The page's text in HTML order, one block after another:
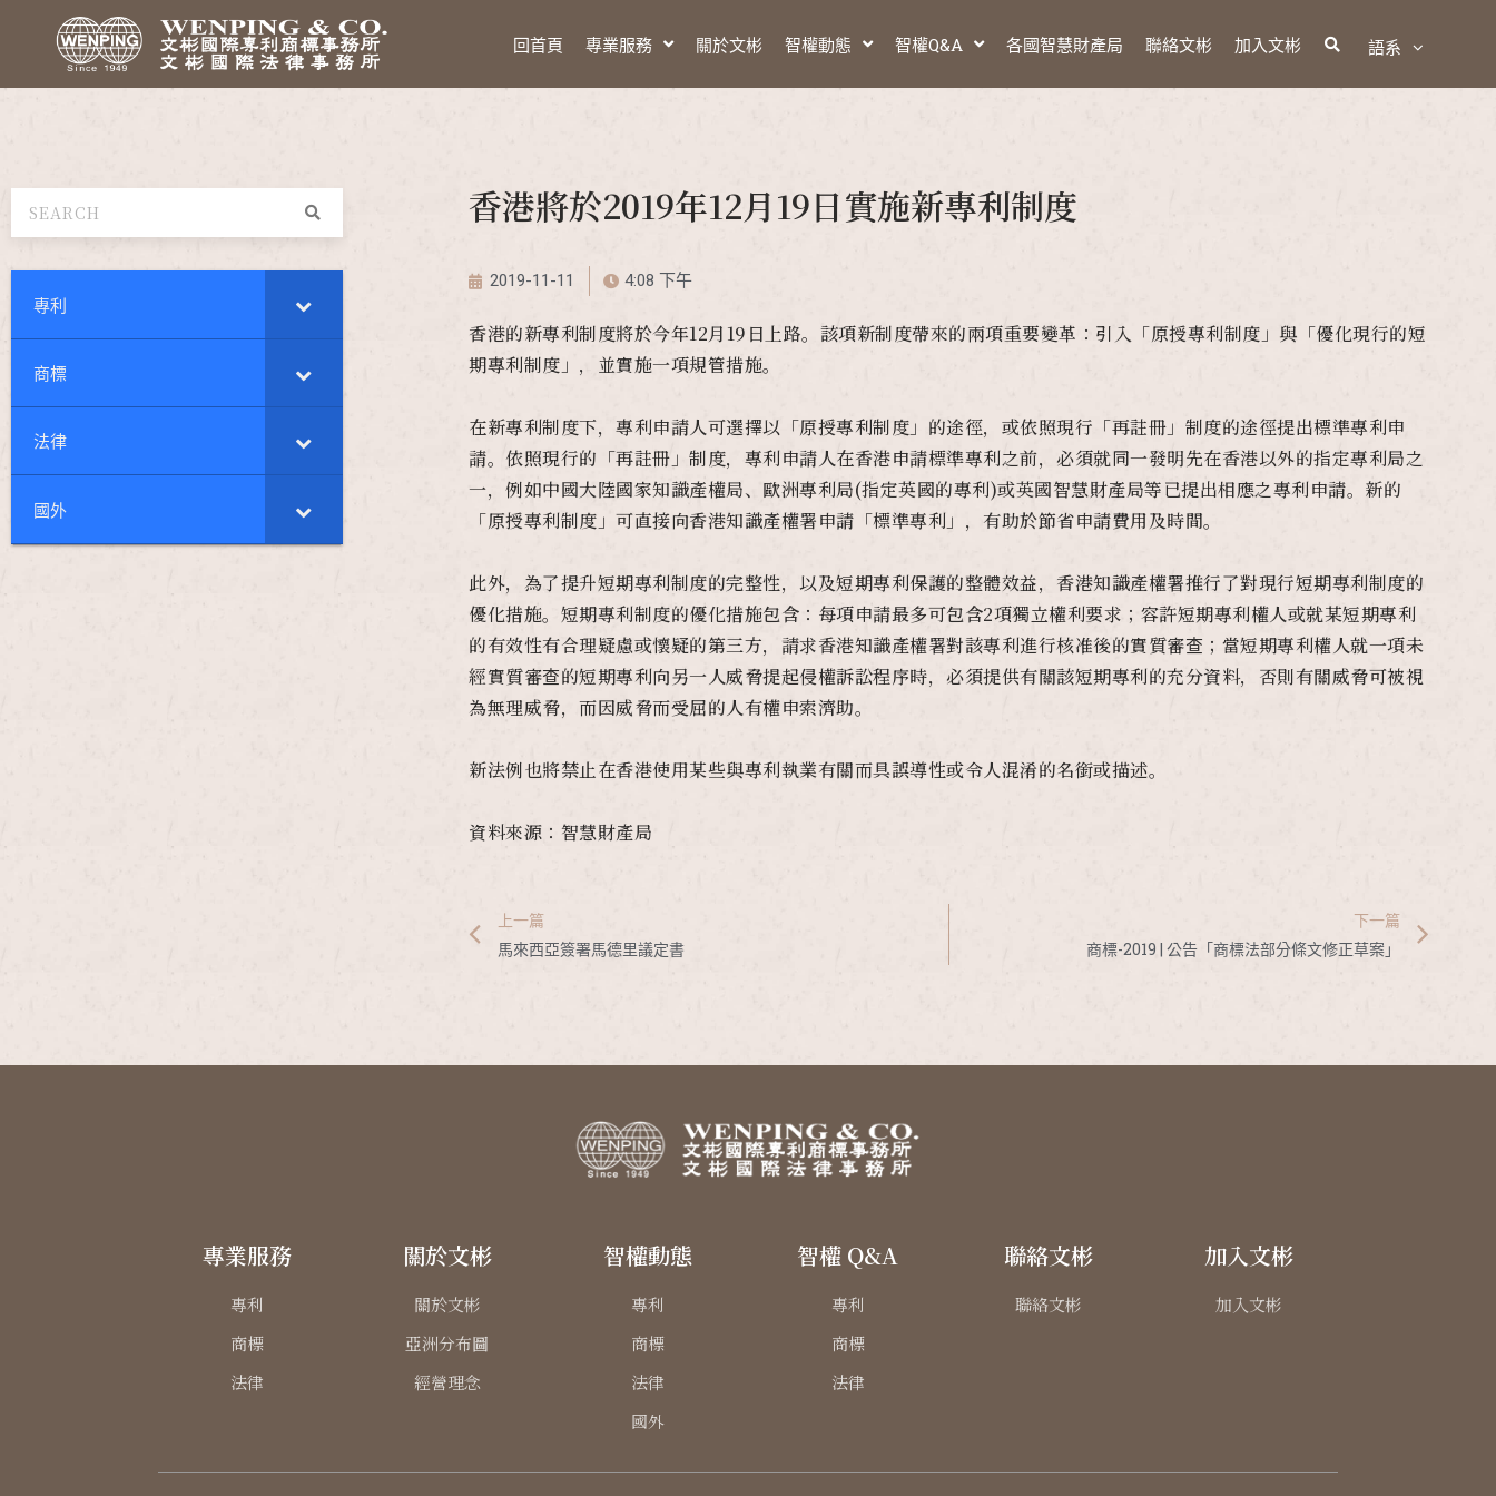
回首頁 專業服務 關於文彬 智權動態 智權Q&A 各國智慧財產局 聯絡文彬 加入文彬 語系
專利
商標
法律
國外
香港將於2019年12月19日實施新專利制度
2019-11-11 4:08 下午
香港的新專利制度將於今年12月19日上路。該項新制度帶來的兩項重要變革：引入「原授專利制度」與「優化現行的短
期專利制度」，並實施一項規管措施。
在新專利制度下，專利申請人可選擇以「原授專利制度」的途徑，或依照現行「再註冊」制度的途徑提出標準專利申
請。依照現行的「再註冊」制度，專利申請人在香港申請標準專利之前，必須就同一發明先在香港以外的指定專利局之
一，例如中國大陸國家知識產權局、歐洲專利局(指定英國的專利)或英國智慧財產局等已提出相應之專利申請。新的
「原授專利制度」可直接向香港知識產權署申請「標準專利」，有助於節省申請費用及時間。
此外，為了提升短期專利制度的完整性，以及短期專利保護的整體效益，香港知識產權署推行了對現行短期專利制度的
優化措施。短期專利制度的優化措施包含：每項申請最多可包含2項獨立權利要求；容許短期專利權人或就某短期專利
的有效性有合理疑慮或懷疑的第三方，請求香港知識產權署對該專利進行核准後的實質審查；當短期專利權人就一項未
經實質審查的短期專利向另一人威脅提起侵權訴訟程序時，必須提供有關該短期專利的充分資料，否則有關威脅可被視
為無理威脅，而因威脅而受屈的人有權申索濟助。
新法例也將禁止在香港使用某些與專利執業有關而具誤導性或令人混淆的名銜或描述。
資料來源：智慧財產局
上一篇
馬來西亞簽署馬德里議定書
下一篇
商標-2019 | 公告「商標法部分條文修正草案」
專業服務
專利
商標
法律
關於文彬
關於文彬
亞洲分布圖
經營理念
智權動態
專利
商標
法律
國外
智權 Q&A
專利
商標
法律
聯絡文彬
聯絡文彬
加入文彬
加入文彬